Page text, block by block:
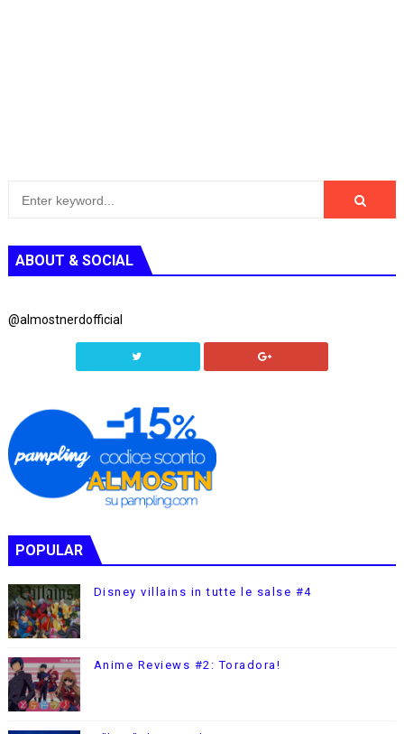
ABOUT & SOCIAL
@almostnerdofficial
POPULAR
Disney villains in tutte le salse #4
Anime Reviews #2: Toradora!